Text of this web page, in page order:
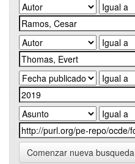
Comenzar nueva busqueda